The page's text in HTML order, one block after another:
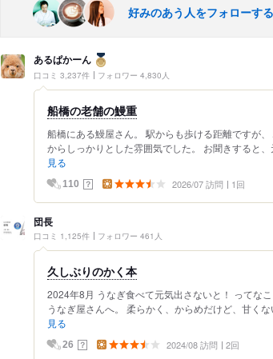
好みのあう人をフォローす
あるぱかーん
口コミ 3,237件 フォロワー 4,830人
船橋の老舗の鰻重
船橋にある鰻屋さん。 駅からも歩ける距離ですが
からしっかりとした雰囲気でした。 お聞きすると
見る
110 ？ 2026/07 訪問 1回
団長
口コミ 1,125件 フォロワー 461人
久しぶりのかく本
2024年8月 うなぎ食べて元気出さないと！ ってな
うなぎ屋さんへ。 柔らかく、からめだけど、甘く
見る
26 ？ 2024/08 訪問 2回